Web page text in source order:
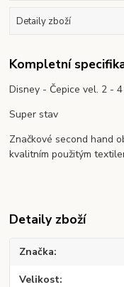
Detaily zboží
Kompletní
Disney - Čepice vel. 2 -
Super stav
Značkové second hand
kvalitním použitým
Detaily zboží
Značka
Velikost